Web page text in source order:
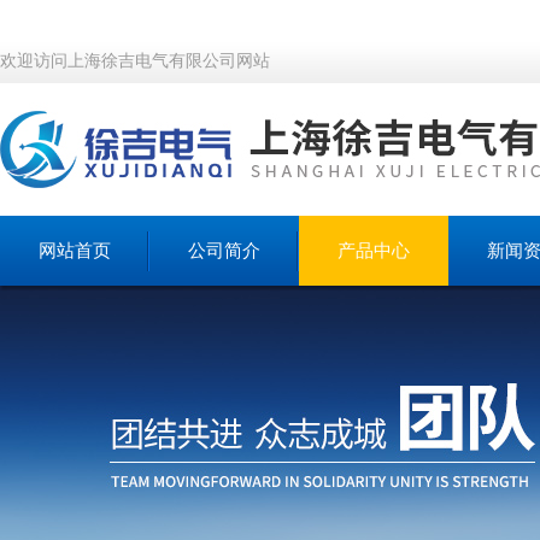
欢迎访问上海徐吉电气有限公司网站
网站首页 公司简介 产品中心 新闻